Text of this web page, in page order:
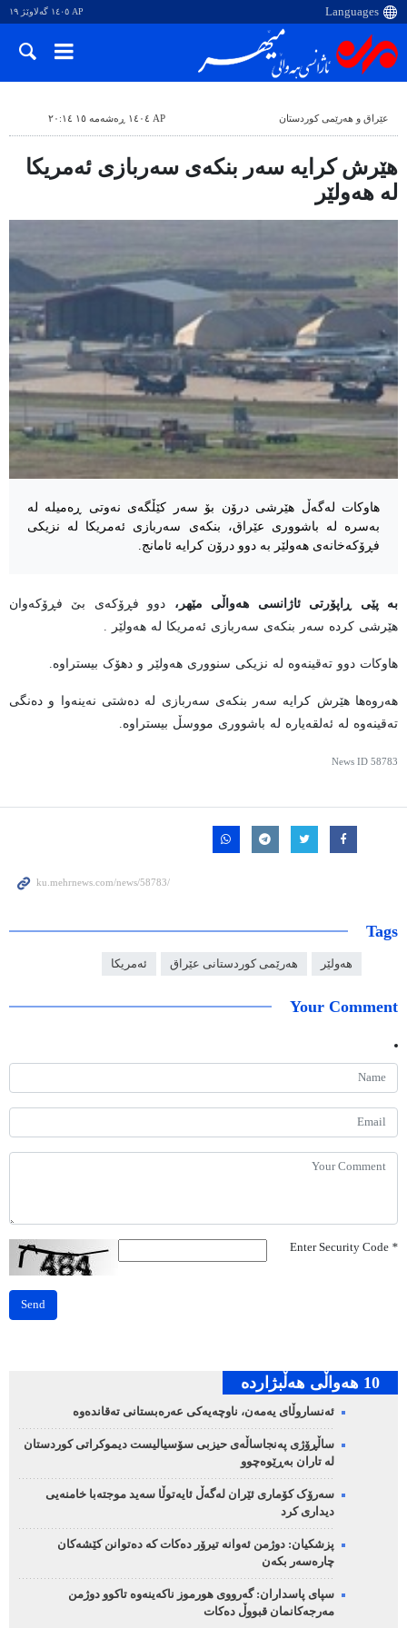
AP ١٤٠٥ گەلاوێژ ١٩
عێراق و هەرێمی کوردستان AP ١٤٠٤ ڕەشەمە ١٥ ٢٠:١٤
هێرش کرایە سەر بنکەی سەربازی ئەمریکا
لە هەولێر
هاوکات لەگەڵ هێرشی درۆن بۆ سەر کێڵگەی نەوتی ڕەمیلە لە
بەسرە لە باشووری عێراق، بنکەی سەربازی ئەمریکا لە نزیکی
فڕۆکەخانەی هەولێر بە دوو درۆن کرایە ئامانج.
بە پێی ڕاپۆرتی ئاژانسی هەواڵی مێهر، دوو فڕۆکەی بێ فڕۆکەوان
هێرشی کردە سەر بنکەی سەربازی ئەمریکا لە هەولێر .
هاوکات دوو تەقینەوە لە نزیکی سنووری هەولێر و دهۆک بیستراوە.
هەروەها هێرش کرایە سەر بنکەی سەربازی لە دەشتی نەینەوا و دەنگی
تەقینەوە لە ئەلقەیارە لە باشووری مووسڵ بیستراوە.
News ID 58783
Tags
هەولێر هەرێمی کوردستانی عێراق ئەمریکا
Your Comment
*
Send
10 هه‌واڵی هه‌ڵبژارده‌
ئەنساروڵای یەمەن، ناوچەیەکی عەرەبستانی تەقاندەوە
ساڵڕۆژی پەنجاساڵەی حیزبی سۆسیالیست دیموکراتی کوردستان
لە تاران بەڕێوەچوو
سەرۆک کۆماری ئێران لەگەڵ ئایەتوڵا سەید موجتەبا خامنەیی
دیداری کرد
پزشکیان: دوژمن ئەوانە تیرۆر دەکات کە دەتوانن کێشەکان
چارەسەر بکەن
سپای پاسداران: گەرووی هورموز ناکەینەوە تاکوو دوژمن
مەرجەکانمان قبووڵ دەکات